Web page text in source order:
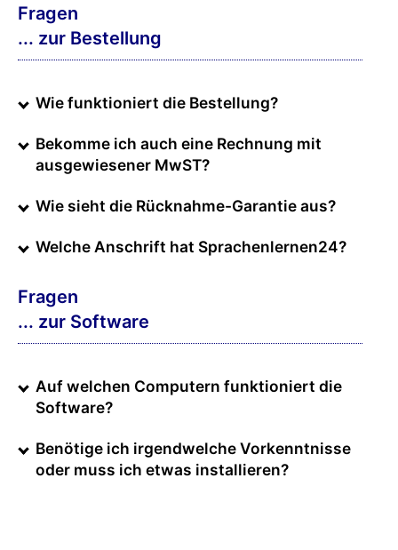
Fragen
... zur Bestellung
Wie funktioniert die Bestellung?
Bekomme ich auch eine Rechnung mit
ausgewiesener MwST?
Wie sieht die Rücknahme-Garantie aus?
Welche Anschrift hat Sprachenlernen24?
Fragen
... zur Software
Auf welchen Computern funktioniert die
Software?
Benötige ich irgendwelche Vorkenntnisse
oder muss ich etwas installieren?